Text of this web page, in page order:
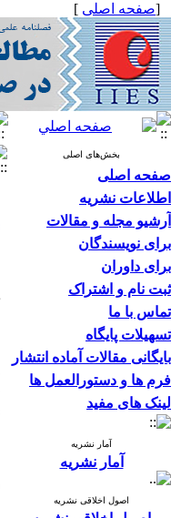
[صفحه اصلی ]
بخش‌های اصلی
صفحه اصلی
اطلاعات نشریه
آرشیو مجله و مقالات
برای نویسندگان
برای داوران
ثبت نام و اشتراک
تماس با ما
تسهیلات پایگاه
بایگانی مقالات آماده انتشار
فرم ها و دستورالعمل ها
لینک های مفید
آمار نشریه
آمار نشریه
اصول اخلاقی نشریه